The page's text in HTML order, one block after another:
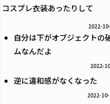
コスプレ衣装あったりして
2022-
自分は下がオブジェクトの
ムなんだよ
2022-
逆に違和感がなくなった
2022-